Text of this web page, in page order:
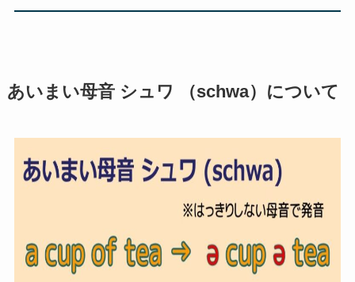
あいまい母音 シュワ （schwa）について